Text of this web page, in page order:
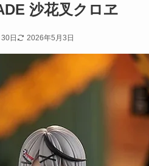
沙花叉クロヱ
日 2026年5月3日